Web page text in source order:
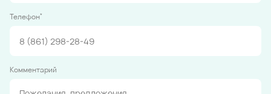
Телефон*
Комментарий